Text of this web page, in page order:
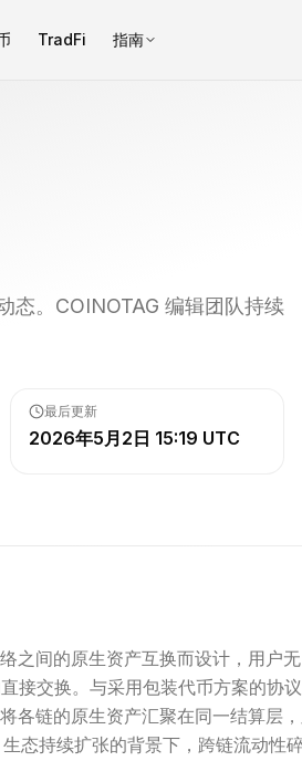
TradFi 指南
态。COINOTAG 编辑团队持续
最后更新
2026年5月2日 15:19 UTC
之间的原生资产互换而设计，用户
接交换。与采用包装代币方案的协
各链的原生资产汇聚在同一结算层
生态持续扩张的背景下，跨链流动性